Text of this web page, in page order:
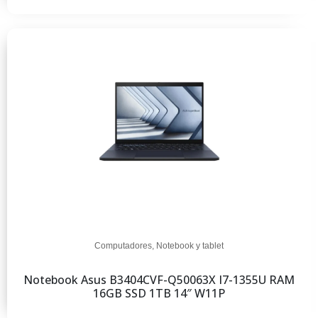
Computadores, Notebook y tablet
Notebook Asus B3404CVF-Q50063X I7-1355U RAM
16GB SSD 1TB 14″ W11P